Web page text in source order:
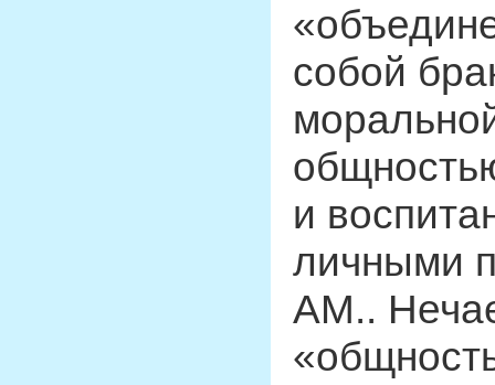
собой
и
личными
AM..